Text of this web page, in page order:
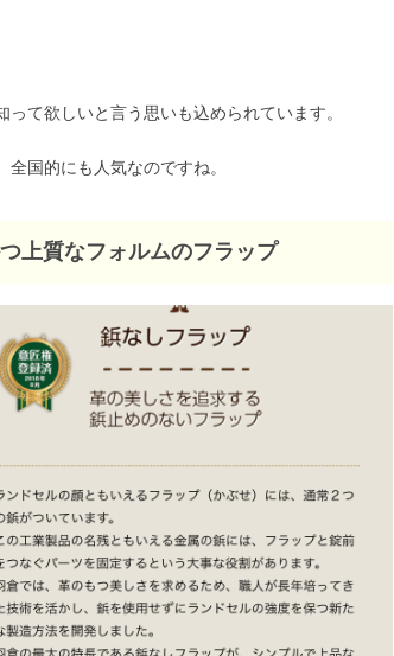
て欲しいと言う思いも込められています。
国的にも人気なのですね。
上質なフォルムのフラップ